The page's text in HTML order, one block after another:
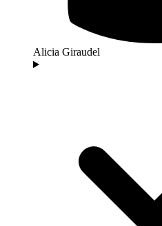
Alicia Giraudel